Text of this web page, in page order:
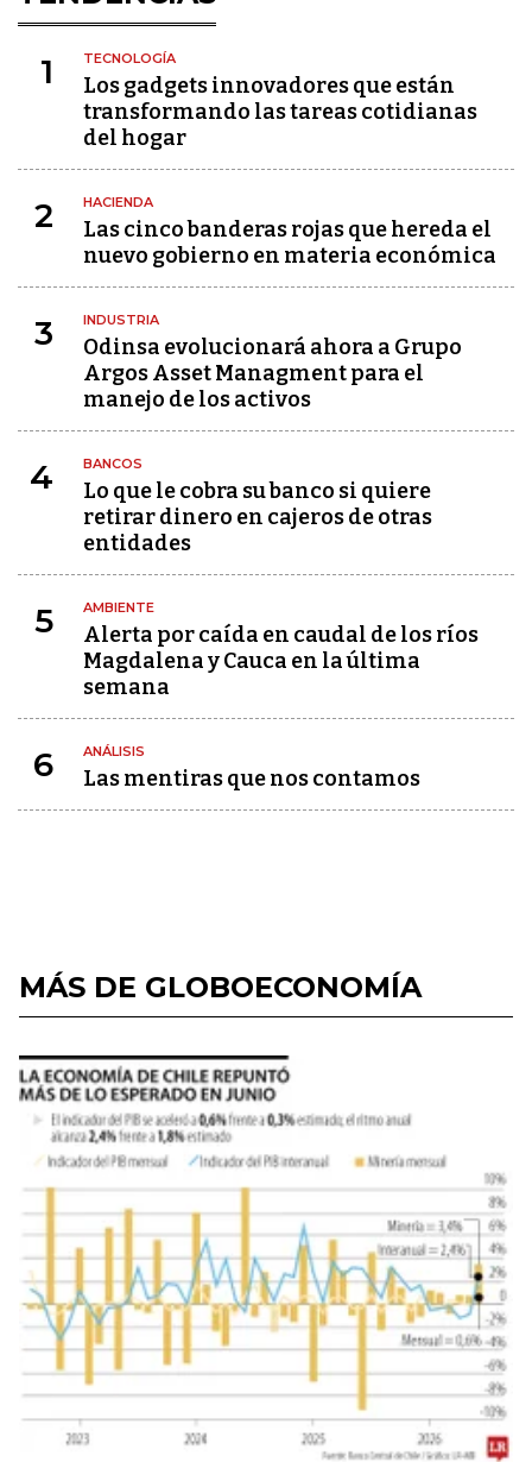
1 TECNOLOGÍA
Los gadgets innovadores que están
transformando las tareas cotidianas
del hogar
2 HACIENDA
Las cinco banderas rojas que hereda el
nuevo gobierno en materia económica
3 INDUSTRIA
Odinsa evolucionará ahora a Grupo
Argos Asset Managment para el
manejo de los activos
4 BANCOS
Lo que le cobra su banco si quiere
retirar dinero en cajeros de otras
entidades
5 AMBIENTE
Alerta por caída en caudal de los ríos
Magdalena y Cauca en la última
semana
6 ANÁLISIS
Las mentiras que nos contamos
MÁS DE GLOBOECONOMÍA